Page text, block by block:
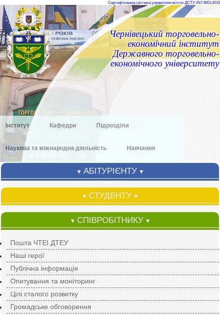
Чернівецький торговельно-
економічний інститут
Державного торговельно-
економічного університету
Сертифікована система управління якістю ДСТУ ISO 9001:2015
Інститут Кафедри Підрозділи
Наукова та міжнародна діяльність Навчання
▼ АБІТУРІЄНТУ ▼
▼ СТУДЕНТУ ▼
▼ СПІВРОБІТНИКУ ▼
Пошта ЧТЕІ ДТЕУ
Наші герої
Публічна інформація
Опитування та моніторинг
Цілі сталого розвитку
Громадське обговорення